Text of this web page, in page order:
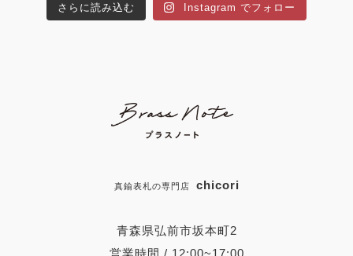
真鍮表札の専門店 chicori
青森県弘前市坂本町2
さらに読み込む Instagram でフォロー